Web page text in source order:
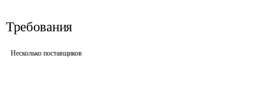
Требования
Несколько поставщиков